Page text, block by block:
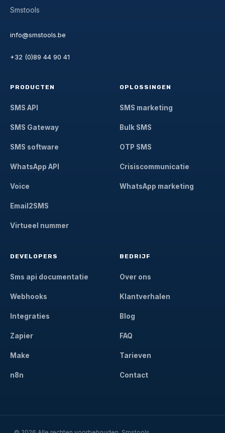
Smstools
info@smstools.be
+32 (0)89 44 90 41
PRODUCTEN
SMS API
SMS Gateway
SMS software
WhatsApp API
Voice
Email2SMS
Virtueel nummer
OPLOSSINGEN
SMS marketing
Bulk SMS
OTP SMS
Crisiscommunicatie
WhatsApp marketing
DEVELOPERS
Sms api documentatie
Webhooks
Integraties
Zapier
Make
n8n
BEDRIJF
Over ons
Klantverhalen
Blog
FAQ
Tarieven
Contact